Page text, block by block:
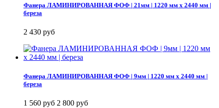
Фанера ЛАМИНИРОВАННАЯ ФОФ | 21мм | 1220 мм х 2440 мм |
береза
2 430 руб
Фанера ЛАМИНИРОВАННАЯ ФОФ | 9мм | 1220 мм х 2440 мм |
береза
1 560 руб 2 800 руб